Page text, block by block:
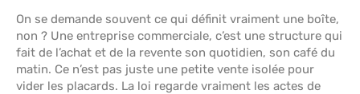
On se demande souvent ce qui définit vraiment une boîte,
non ? Une entreprise commerciale, c’est une structure qui
fait de l’achat et de la revente son quotidien, son café du
matin. Ce n’est pas juste une petite vente isolée pour
vider les placards. La loi regarde vraiment les actes de